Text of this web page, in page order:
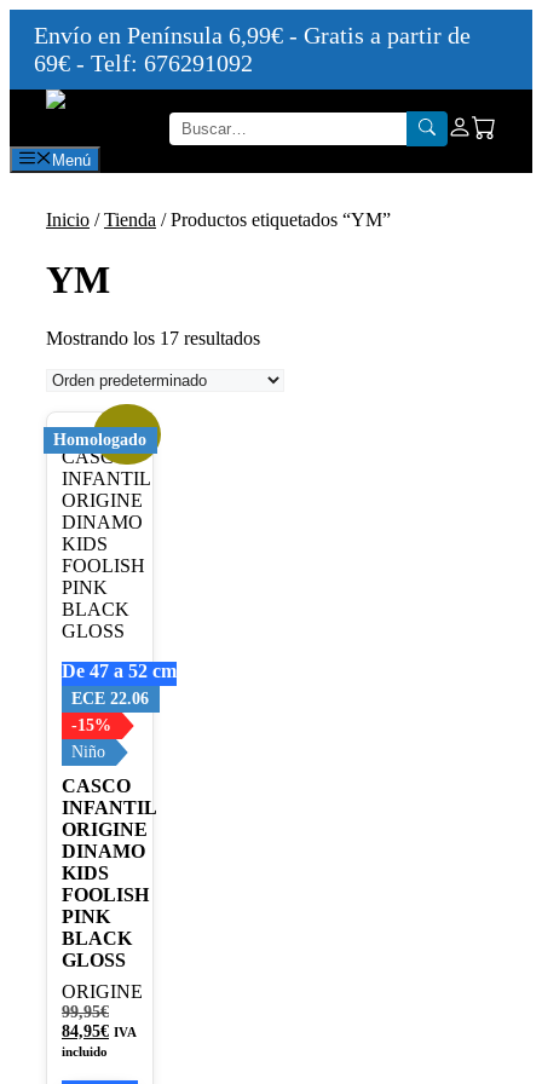
Envío en Península 6,99€ - Gratis a partir de
69€ - Telf: 676291092
Saltar
contenido
Menú
Inicio /Tienda / Productos etiquetados “YM”
YM
Mostrando los 17 resultados
¡Oferta!
Homologado
De 47 a 52 cm
ECE 22.06
-15%
Niño
CASCO
INFANTIL
ORIGINE
DINAMO
KIDS
FOOLISH
PINK
BLACK
GLOSS
ORIGINE
99,95€El
precio
84,95€ElIVA
incluido
Este
producto
tiene
múltiples
variantes.
Las
opciones
se
pueden
elegir
la
página
de
producto